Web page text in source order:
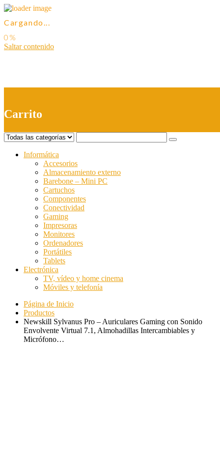
Cargando...
Saltar contenido
Carrito
Informática
Accesorios
Almacenamiento externo
Barebone – Mini PC
Cartuchos
Componentes
Conectividad
Gaming
Impresoras
Monitores
Ordenadores
Portátiles
Tablets
Electrónica
TV, vídeo y home cinema
Móviles y telefonía
Página de Inicio
Productos
Newskill Sylvanus Pro – Auriculares Gaming con Sonido
Envolvente Virtual 7.1, Almohadillas Intercambiables y
Micrófono…